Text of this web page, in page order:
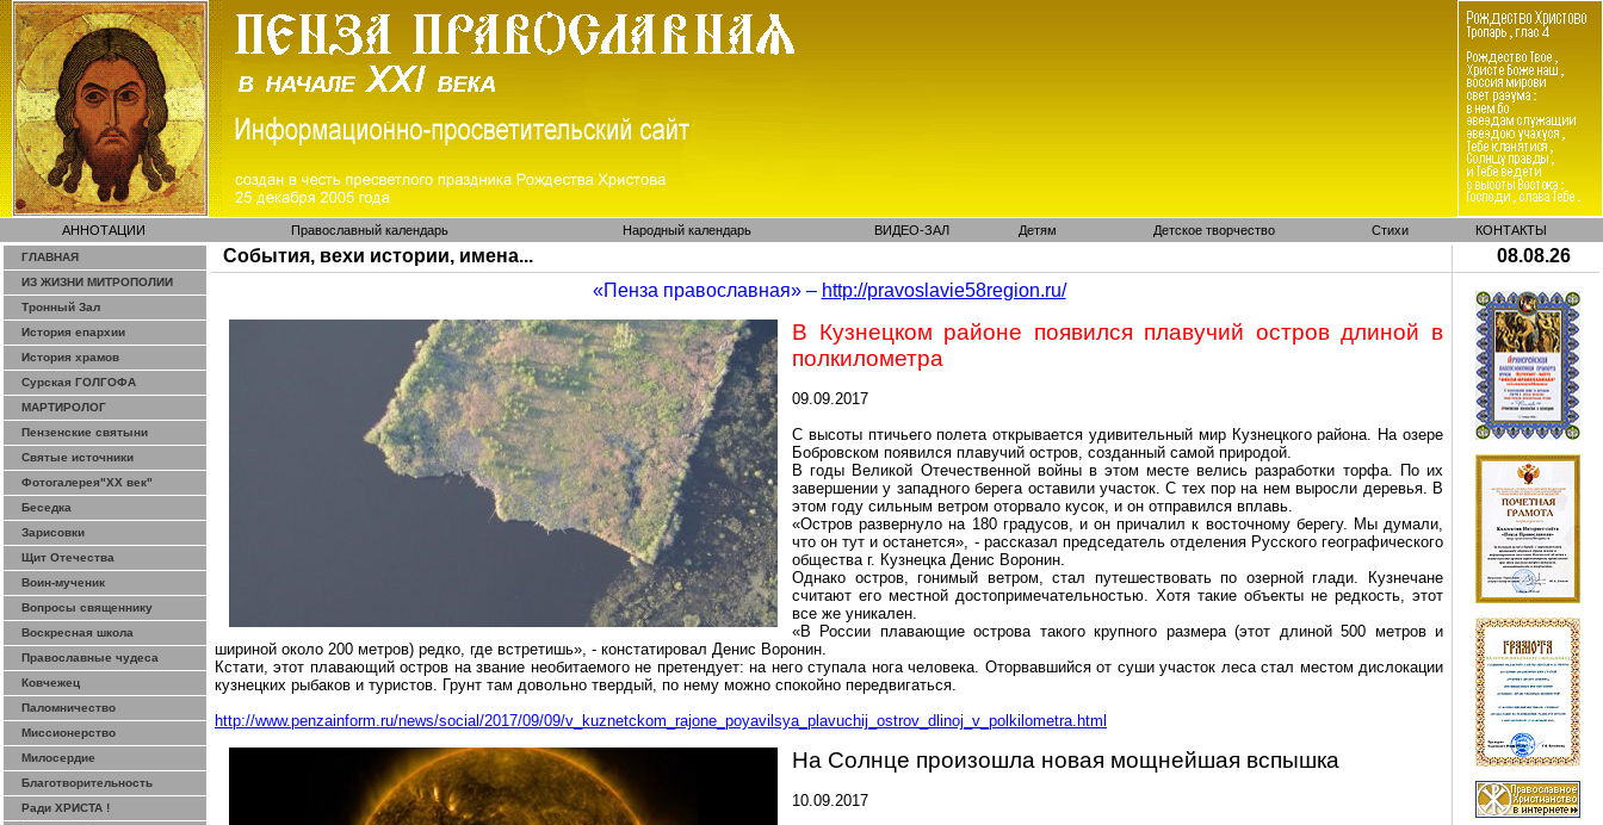
АННОТАЦИИ Православный календарь Народный календарь ВИДЕО-ЗАЛ Детям Детское творчество Стихи КОНТАКТЫ
ГЛАВНАЯ
ИЗ ЖИЗНИ МИТРОПОЛИИ
Тронный Зал
История епархии
История храмов
Сурская ГОЛГОФА
МАРТИРОЛОГ
Пензенские святыни
Святые источники
Фотогалерея"ХХ век"
Беседка
Зарисовки
Щит Отечества
Воин-мученик
Вопросы священнику
Воскресная школа
Православные чудеса
Ковчежец
Паломничество
Миссионерство
Милосердие
Благотворительность
Ради ХРИСТА !
События, вехи истории, имена...
08.08.26
«Пенза православная» – http://pravoslavie58region.ru/
В Кузнецком районе появился плавучий остров длиной в
полкилометра
09.09.2017
С высоты птичьего полета открывается удивительный мир Кузнецкого района. На озере
Бобровском появился плавучий остров, созданный самой природой.
В годы Великой Отечественной войны в этом месте велись разработки торфа. По их
завершении у западного берега оставили участок. С тех пор на нем выросли деревья. В
этом году сильным ветром оторвало кусок, и он отправился вплавь.
«Остров развернуло на 180 градусов, и он причалил к восточному берегу. Мы думали,
что он тут и останется», - рассказал председатель отделения Русского географического
общества г. Кузнецка Денис Воронин.
Однако остров, гонимый ветром, стал путешествовать по озерной глади. Кузнечане
считают его местной достопримечательностью. Хотя такие объекты не редкость, этот
все же уникален.
«В России плавающие острова такого крупного размера (этот длиной500 метрови
шириной около 200 метров) редко, где встретишь», - констатировал Денис Воронин.
Кстати, этот плавающий остров на звание необитаемого не претендует: на него ступала нога человека. Оторвавшийся от суши участок леса стал местом дислокации
кузнецких рыбаков и туристов. Грунт там довольно твердый, по нему можно спокойно передвигаться.
http://www.penzainform.ru/news/social/2017/09/09/v_kuznetckom_rajone_poyavilsya_plavuchij_ostrov_dlinoj_v_polkilometra.html
На Солнце произошла новая мощнейшая вспышка
10.09.2017